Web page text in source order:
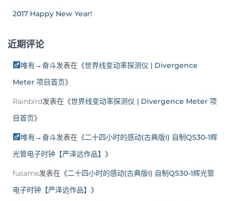
2017 Happy New Year!
近期评论
唯有→奋斗发表在《世界线变动率探测仪 | Divergence
Meter 项目首页》
Rainbird发表在《世界线变动率探测仪 | Divergence Meter 项
目首页》
唯有→奋斗发表在《二十四小时的感动(古典版I) 自制QS30-1辉
光管电子时钟【严泽远作品】 》
fusame发表在《二十四小时的感动(古典版I) 自制QS30-1辉光管
电子时钟【严泽远作品】 》